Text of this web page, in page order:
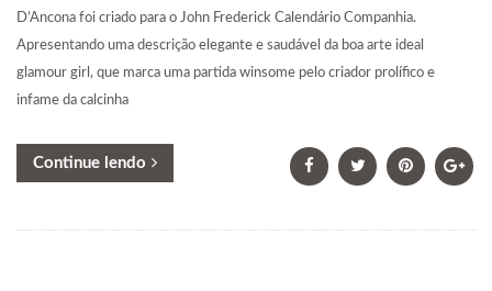
D’Ancona foi criado para o John Frederick Calendário Companhia.
Apresentando uma descrição elegante e saudável da boa arte ideal
glamour girl, que marca uma partida winsome pelo criador prolífico e
infame da calcinha
Continue lendo